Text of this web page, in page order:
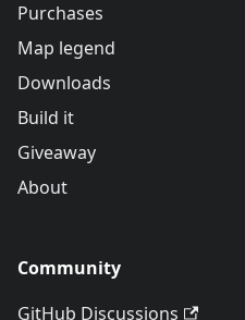
Purchases
Map legend
Downloads
Build it
Giveaway
About
Community
GitHub Discussions